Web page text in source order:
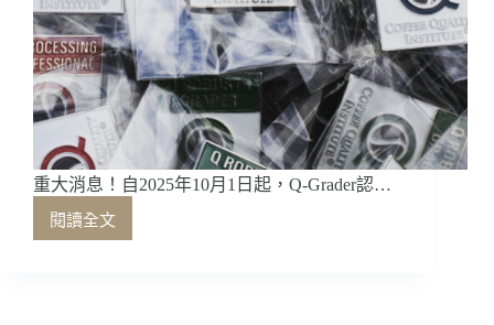
重大消息！自2025年10月1日起，Q-Grader認…
閱讀全文
重